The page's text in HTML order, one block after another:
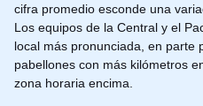
cifra promedio esconde una
Los equipos de la Central y el
local más pronunciada, en parte
pabellones con más kilómetros
zona horaria encima.